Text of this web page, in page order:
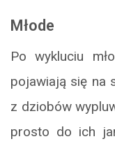
Młode
Po wykluciu
pojawiają się na
z dziobów
prosto do ich